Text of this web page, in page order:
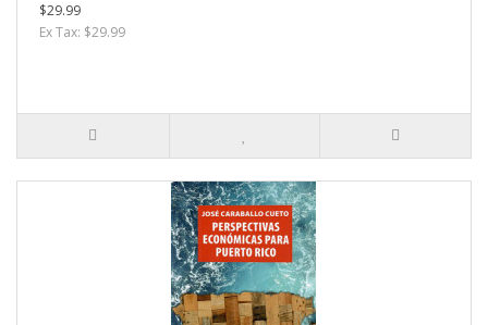
$29.99
Ex Tax: $29.99